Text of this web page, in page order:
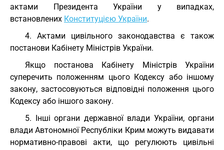
актами Президента України у випадках,
встановлених Конституцією України.
4. Актами цивільного законодавства є також
постанови Кабінету Міністрів України.
Якщо постанова Кабінету Міністрів України
суперечить положенням цього Кодексу або іншому
закону, застосовуються відповідні положення цього
Кодексу або іншого закону.
5. Інші органи державної влади України, органи
влади Автономної Республіки Крим можуть видавати
нормативно-правові акти, що регулюють цивільні